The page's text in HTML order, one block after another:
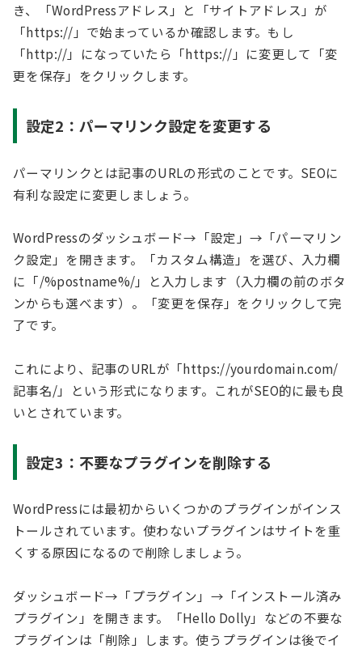
き、「WordPressアドレス」と「サイトアドレス」が
「https://」で始まっているか確認します。もし
「http://」になっていたら「https://」に変更して「変
更を保存」をクリックします。
設定2：パーマリンク設定を変更する
パーマリンクとは記事のURLの形式のことです。SEOに
有利な設定に変更しましょう。
WordPressのダッシュボード→「設定」→「パーマリン
ク設定」を開きます。「カスタム構造」を選び、入力欄
に「/%postname%/」と入力します（入力欄の前のボタ
ンからも選べます）。「変更を保存」をクリックして完
了です。
これにより、記事のURLが「https://yourdomain.com/
記事名/」という形式になります。これがSEO的に最も良
いとされています。
設定3：不要なプラグインを削除する
WordPressには最初からいくつかのプラグインがインス
トールされています。使わないプラグインはサイトを重
くする原因になるので削除しましょう。
ダッシュボード→「プラグイン」→「インストール済み
プラグイン」を開きます。「Hello Dolly」などの不要な
プラグインは「削除」します。使うプラグインは後でイ